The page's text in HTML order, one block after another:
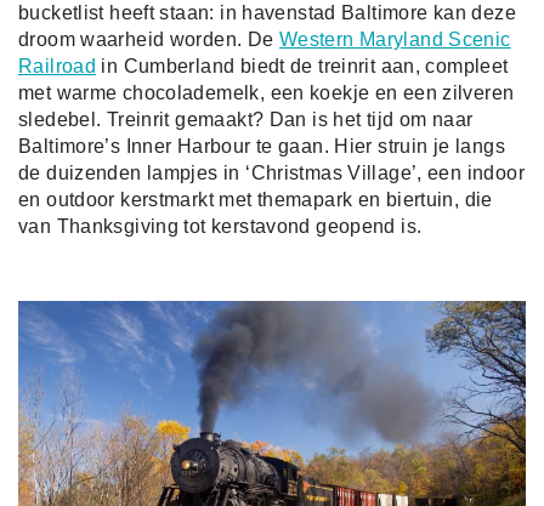
bucketlist heeft staan: in havenstad Baltimore kan deze
droom waarheid worden. De Western Maryland Scenic
Railroad in Cumberland biedt de treinrit aan, compleet
met warme chocolademelk, een koekje en een zilveren
sledebel. Treinrit gemaakt? Dan is het tijd om naar
Baltimore’s Inner Harbour te gaan. Hier struin je langs
de duizenden lampjes in ‘Christmas Village’, een indoor
en outdoor kerstmarkt met themapark en biertuin, die
van Thanksgiving tot kerstavond geopend is.